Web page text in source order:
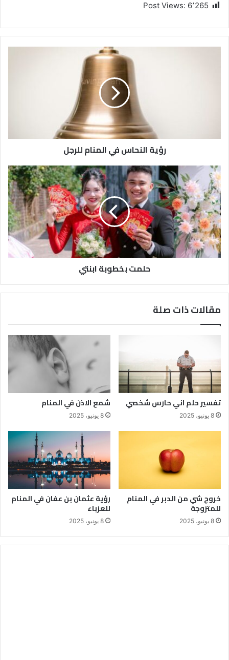
Post Views: 6٬265
رؤية النحاس في المنام للرجل
حلمت بخطوبة ابنتي
مقالات ذات صلة
تفسير حلم اني حارس شخصي
8 يونيو، 2025
شمع الاذن في المنام
8 يونيو، 2025
خروج شي من الدبر في المنام
للمتزوجة
8 يونيو، 2025
رؤية عثمان بن عفان في المنام
للعزباء
8 يونيو، 2025